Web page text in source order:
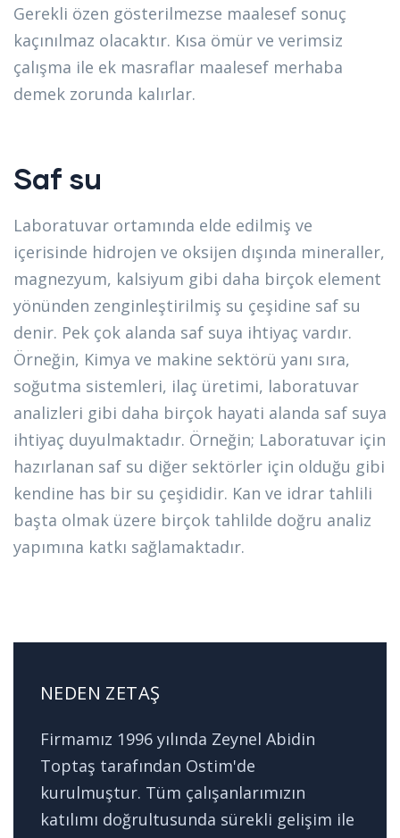
Gerekli özen gösterilmezse maalesef sonuç
kaçınılmaz olacaktır. Kısa ömür ve verimsiz
çalışma ile ek masraflar maalesef merhaba
demek zorunda kalırlar.
Saf su
Laboratuvar ortamında elde edilmiş ve
içerisinde hidrojen ve oksijen dışında mineraller,
magnezyum, kalsiyum gibi daha birçok element
yönünden zenginleştirilmiş su çeşidine saf su
denir. Pek çok alanda saf suya ihtiyaç vardır.
Örneğin, Kimya ve makine sektörü yanı sıra,
soğutma sistemleri, ilaç üretimi, laboratuvar
analizleri gibi daha birçok hayati alanda saf suya
ihtiyaç duyulmaktadır. Örneğin; Laboratuvar için
hazırlanan saf su diğer sektörler için olduğu gibi
kendine has bir su çeşididir. Kan ve idrar tahlili
başta olmak üzere birçok tahlilde doğru analiz
yapımına katkı sağlamaktadır.
NEDEN ZETAŞ
Firmamız 1996 yılında Zeynel Abidin
Toptaş tarafından Ostim'de
kurulmuştur. Tüm çalışanlarımızın
katılımı doğrultusunda sürekli gelişim ile